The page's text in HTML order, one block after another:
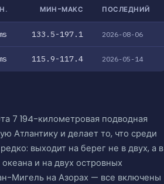
МИН-МАКС ПОСЛЕДНИЙ
133.5-197.1 2026-08-06
115.9-117.4 2026-05-14
7 194-километровая подводная
Атлантику и делает то, что среди
выходит на берег не в двух, а в
и на двух островных
Мигель на Азорах — все включены